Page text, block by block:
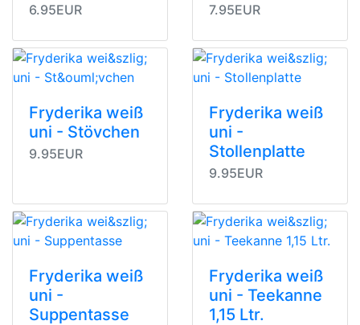
6.95EUR 7.95EUR
Fryderika weiß
uni - Stövchen
9.95EUR
Fryderika weiß
uni -
Stollenplatte
9.95EUR
Fryderika weiß
uni -
Suppentasse
Fryderika weiß
uni - Teekanne
1,15 Ltr.